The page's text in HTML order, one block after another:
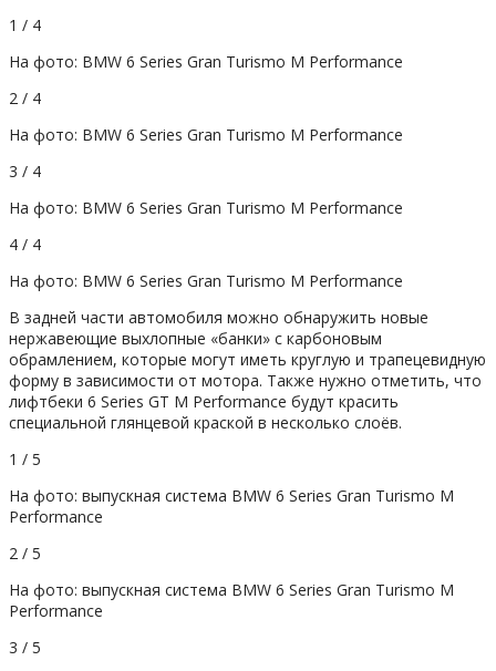
1 / 4
На фото: BMW 6 Series Gran Turismo M Performance
2 / 4
На фото: BMW 6 Series Gran Turismo M Performance
3 / 4
На фото: BMW 6 Series Gran Turismo M Performance
4 / 4
На фото: BMW 6 Series Gran Turismo M Performance
В задней части автомобиля можно обнаружить новые
нержавеющие выхлопные «банки» с карбоновым
обрамлением, которые могут иметь круглую и трапецевидную
форму в зависимости от мотора. Также нужно отметить, что
лифтбеки 6 Series GT M Performance будут красить
специальной глянцевой краской в несколько слоёв.
1 / 5
На фото: выпускная система BMW 6 Series Gran Turismo M
Performance
2 / 5
На фото: выпускная система BMW 6 Series Gran Turismo M
Performance
3 / 5